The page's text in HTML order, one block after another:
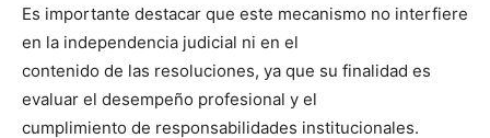
Es importante destacar que este mecanismo no interfiere
en la independencia judicial ni en el
contenido de las resoluciones, ya que su finalidad es
evaluar el desempeño profesional y el
cumplimiento de responsabilidades institucionales.